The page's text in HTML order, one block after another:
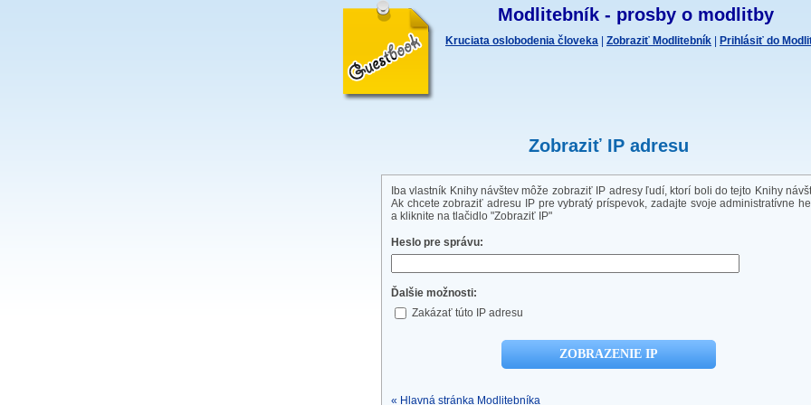
Modlitebník - prosby o modlitby
Kruciata oslobodenia človeka Zobraziť Modlitebník Prihlásiť do
Zobraziť IP adresu
Iba vlastník Knihy návštev môže zobraziť IP adresy ľudí, ktorí boli do tejto Knihy
Ak chcete zobraziť adresu IP pre vybratý príspevok, zadajte svoje administratívne
a kliknite na tlačidlo "Zobraziť IP"
Heslo pre správu:
Ďalšie možnosti:
Zakázať túto IP adresu
« Hlavná stránka Modlitebníka